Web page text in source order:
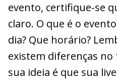
evento, certifique-se
claro. O que é o
dia? Que horário?
existem diferenças no
sua ideia é que sua